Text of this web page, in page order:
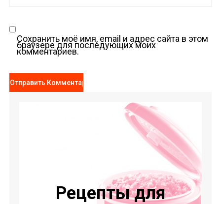
Сохранить моё имя, email и адрес сайта в этом
браузере для последующих моих
комментариев.
Рецепты для